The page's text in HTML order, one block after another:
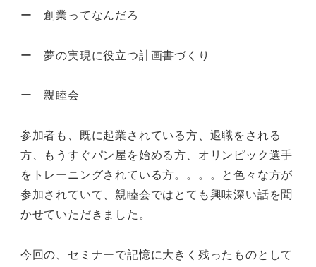
ー 創業ってなんだろ
ー 夢の実現に役立つ計画書づくり
ー 親睦会
参加者も、既に起業されている方、退職をされる
方、もうすぐパン屋を始める方、オリンピック選手
をトレーニングされている方。。。。と色々な方が
参加されていて、親睦会ではとても興味深い話を聞
かせていただきました。
今回の、セミナーで記憶に大きく残ったものとして